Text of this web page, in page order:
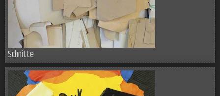
Schnitte